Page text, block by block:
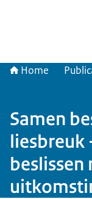
Home
Samen
liesbreuk
beslissen